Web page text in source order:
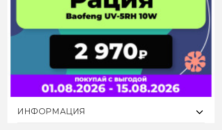
ИНФОРМАЦИЯ